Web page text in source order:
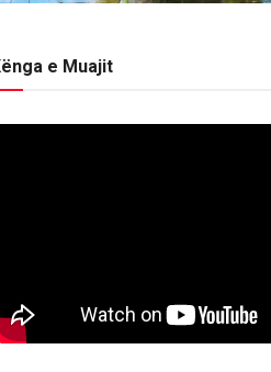
e Muajit